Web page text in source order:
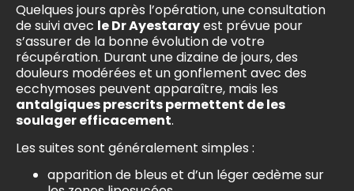
Quelques jours après l’opération, une consultation
de suivi avec le Dr Ayestarayest prévue pour
s’assurer de la bonne évolution de votre
récupération. Durant une dizaine de jours, des
douleurs modérées et un gonflement avec des
ecchymoses peuvent apparaître, mais les
antalgiques prescrits permettent de les
soulager efficacement.
Les suites sont généralement simples :
apparition de bleus et d’un léger œdème sur